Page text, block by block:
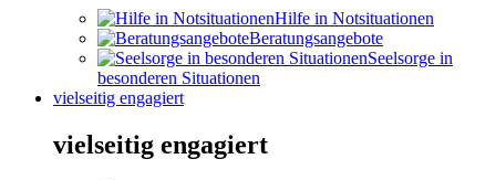
Hilfe in Notsituationen
Beratungsangebote
Seelsorge in
besonderen Situationen
vielseitig engagiert
vielseitig engagiert